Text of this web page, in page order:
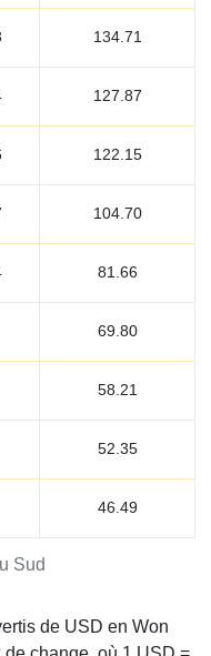
Sud
134.71
127.87
122.15
104.70
81.66
69.80
58.21
52.35
46.49
de USD en Won